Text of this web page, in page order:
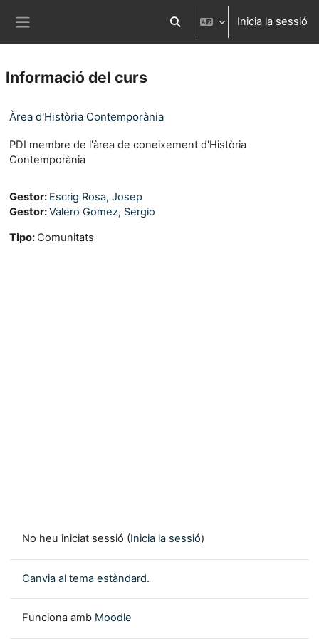
Commuta l'entrada de la cerca
Inicia la sessió
Informació del curs
Àrea d'Història Contemporània
PDI membre de l'àrea de coneixement d'Història
Contemporània
Gestor: Escrig Rosa, Josep
Gestor:Valero Gomez, Sergio
Tipo: Comunitats
No heu iniciat sessió (Inicia la sessió)
Canvia al tema estàndard.
Funciona amb Moodle